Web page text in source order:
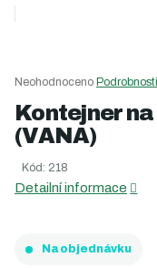
Průměrné
produktu
je
0,0
5
Neohodnoceno
Kontejner
(VANA)
Kód: 218
Detailní informace
Na objednávku